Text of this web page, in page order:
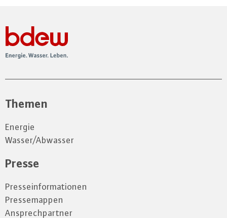
Themen
Energie
Wasser/Abwasser
Presse
Presseinformationen
Pressemappen
Ansprechpartner